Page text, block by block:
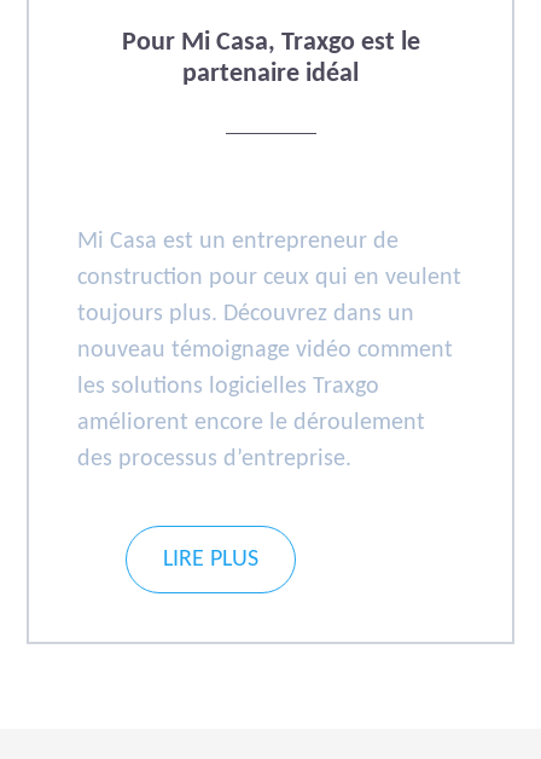
Pour Mi Casa, Traxgo est le
partenaire idéal
Mi Casa est un entrepreneur de
construction pour ceux qui en veulent
toujours plus. Découvrez dans un
nouveau témoignage vidéo comment
les solutions logicielles Traxgo
améliorent encore le déroulement
des processus d’entreprise.
LIRE PLUS